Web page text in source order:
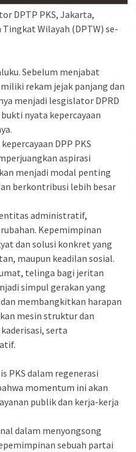
DPTP PKS, Jakarta,
Wilayah (DPTW) se-
Sebelum menjabat
rekam jejak panjang dan
menjadi lesgislator DPRD
nyata kepercayaan
DPP PKS
aspirasi
menjadi modal penting
berkontribusi lebih besar
entitas administratif,
Kepemimpinan
dan solusi konkret yang
maupun keadilan sosial.
telinga bagi jeritan
simpul gerakan yang
membangkitkan harapan
mesin struktur dan
serta
PKS dalam regenerasi
momentum ini akan
publik dan kerja-kerja
dalam menyongsong
sebuah partai